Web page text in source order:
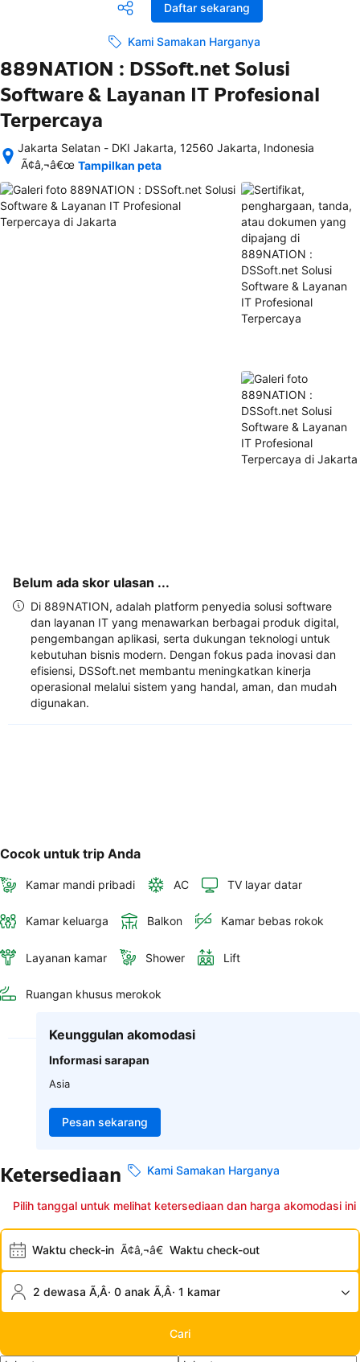
Daftar sekarang
Kami Samakan Harganya
889NATION : DSSoft.net Solusi
Software & Layanan IT Profesional
Terpercaya
Jakarta Selatan - DKI Jakarta, 12560 Jakarta, Indonesia
Setelah
semua
rincian
akomodasi
Ã¢â‚¬â€œ Tampilkan peta
Belum ada skor ulasan ...
Di 889NATION, adalah platform penyedia solusi software
dan layanan IT yang menawarkan berbagai produk digital,
pengembangan aplikasi, serta dukungan teknologi untuk
kebutuhan bisnis modern. Dengan fokus pada inovasi dan
efisiensi, DSSoft.net membantu meningkatkan kinerja
operasional melalui sistem yang handal, aman, dan mudah
digunakan.
Cocok untuk trip Anda
Kamar mandi pribadi AC TV layar datar
Kamar keluarga Balkon Kamar bebas rokok
Layanan kamar Shower Lift
Ruangan khusus merokok
Keunggulan akomodasi
Informasi sarapan
Asia
Pesan sekarang
Ketersediaan Kami Samakan Harganya
Pilih tanggal untuk melihat ketersediaan dan harga akomodasi ini
Waktu check-in Ã¢â‚¬â€ Waktu check-out
2 dewasa Ã‚Â· 0 anak Ã‚Â· 1 kamar
Cari